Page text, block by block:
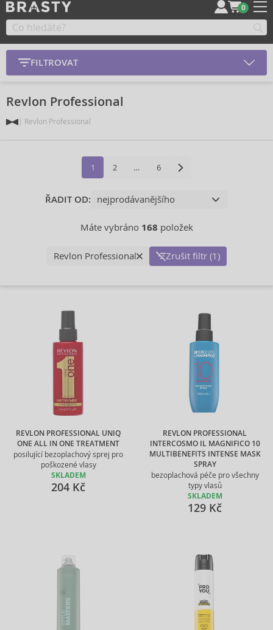
0
FILTROVAT
Revlon Professional
Revlon Professional
1 2 … 6
ŘADIT OD:
Máte vybráno 168 položek
Revlon Professional Zrušit filtr (1)
REVLON PROFESSIONAL UNIQ
ONE ALL IN ONE TREATMENT
posilující bezoplachový sprej pro
poškozené vlasy
SKLADEM
204 Kč
REVLON PROFESSIONAL
INTERCOSMO IL MAGNIFICO 10
MULTIBENEFITS INTENSE MASK
SPRAY
bezoplachová péče pro všechny
typy vlasů
SKLADEM
129 Kč